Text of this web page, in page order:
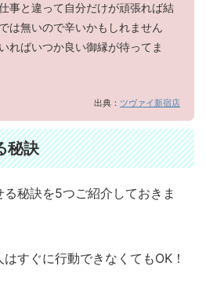
事と違って自分だけが頑張れば結
は無いので辛いかもしれません
ればいつか良い御縁が待ってま
出典： ツヴァイ新宿店
秘訣
秘訣を5つご紹介しておきま
すぐに行動できなくてもOK！